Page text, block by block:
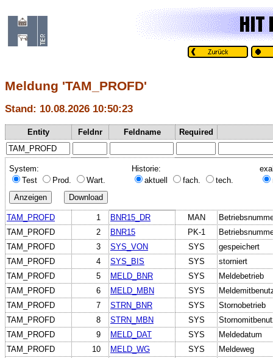
Meldung 'TAM_PROFD'
Stand: 10.08.2026 10:50:23
Entity Feldnr Feldname Required
System:
Test
Prod. Wart.
Historie:
aktuell
fach. tech.
TAM_PROFD 1 BNR15_DR MAN
TAM_PROFD
2 BNR15 PK-1
TAM_PROFD
3 SYS_VON SYS
gespeichert
TAM_PROFD
4 SYS_BIS SYS
storniert
TAM_PROFD
5 MELD_BNR SYS
Meldebetrieb
TAM_PROFD
6 MELD_MBN SYS
TAM_PROFD
7 STRN_BNR SYS
Stornobetrieb
TAM_PROFD
8 STRN_MBN SYS
TAM_PROFD
9 MELD_DAT SYS
Meldedatum
TAM_PROFD
10 MELD_WG SYS
Meldeweg